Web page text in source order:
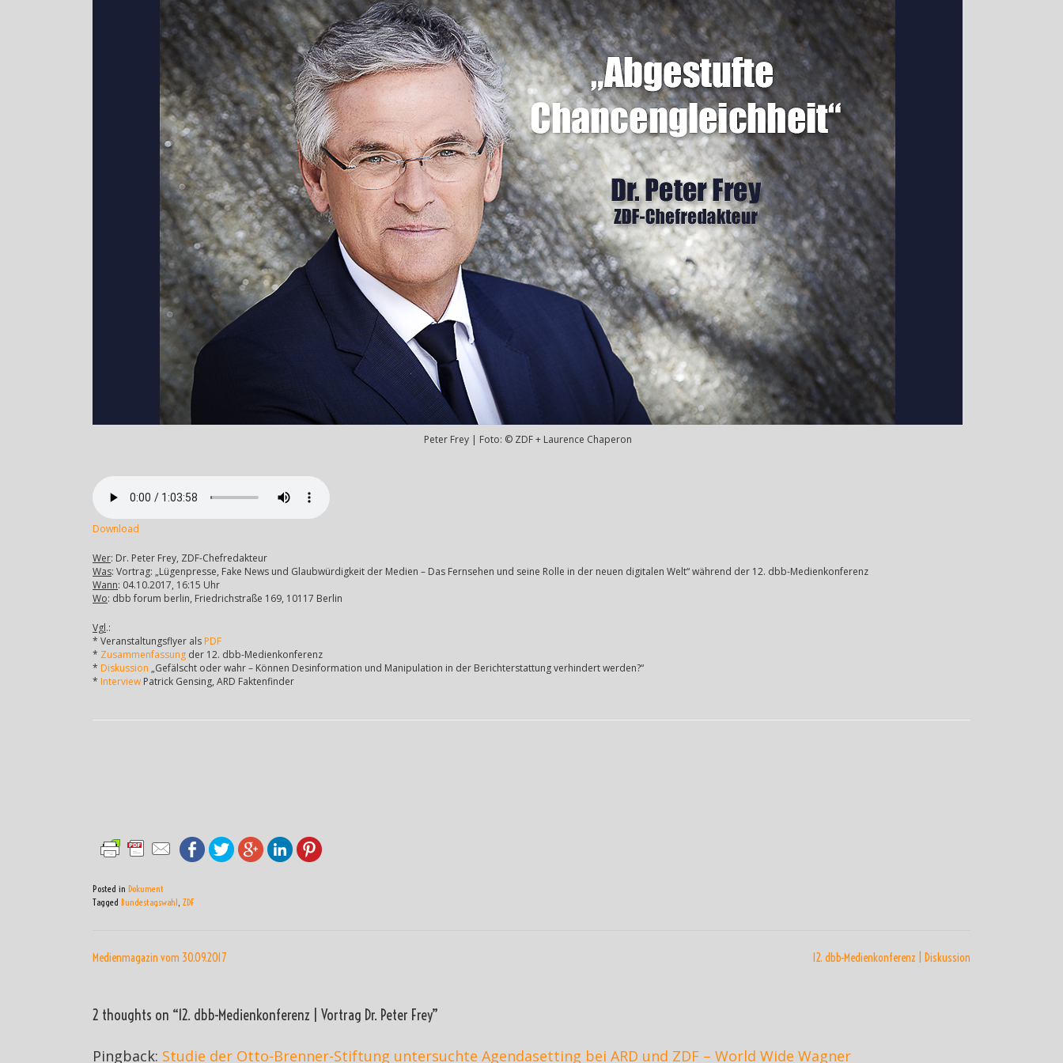
Peter Frey | Foto: © ZDF + Laurence Chaperon
Download
Wer: Dr. Peter Frey, ZDF-Chefredakteur
Was: Vortrag: „Lügenpresse, Fake News und Glaubwürdigkeit der Medien – Das Fernsehen und seine Rolle in der neuen digitalen Welt“ während der 12. dbb-Medienkonferenz
Wann: 04.10.2017, 16:15 Uhr
Wo: dbb forum berlin, Friedrichstraße 169, 10117 Berlin
Vgl.:
* Veranstaltungsflyer als PDF
* Zusammenfassung der 12. dbb-Medienkonferenz
* Diskussion „Gefälscht oder wahr – Können Desinformation und Manipulation in der Berichterstattung verhindert werden?“
* Interview Patrick Gensing, ARD Faktenfinder
Posted in Dokument
Tagged Bundestagswahl ZDF
Medienmagazin vom 30.09.2017 12. dbb-Medienkonferenz | Diskussion
2 thoughts on “12. dbb-Medienkonferenz | Vortrag Dr. Peter Frey”
Pingback: Studie der Otto-Brenner-Stiftung untersuchte Agendasetting bei ARD und ZDF – World Wide Wagner